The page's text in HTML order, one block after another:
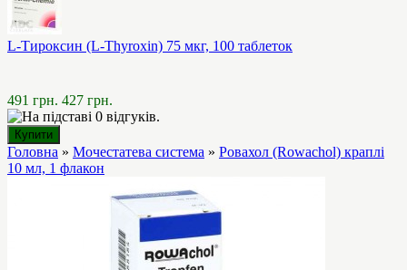
L-Тироксин (L-Thyroxin) 75 мкг, 100 таблеток
491 грн. 427 грн.
Головна » Мочестатева система » Ровахол (Rowachol) краплі
10 мл, 1 флакон